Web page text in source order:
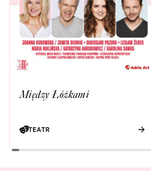
Między Łóżkami
TEATR